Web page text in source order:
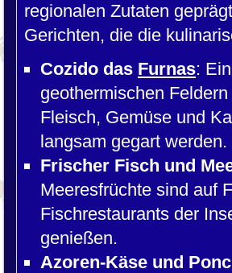
regionalen Zutaten
Gerichten, die die
Cozido das Furnas:
geothermischen
Fleisch, Gemüse und
langsam gegart werden.
Frischer Fisch und
Meeresfrüchte sind auf
Fischrestaurants der
genießen.
Azoren-Käse und